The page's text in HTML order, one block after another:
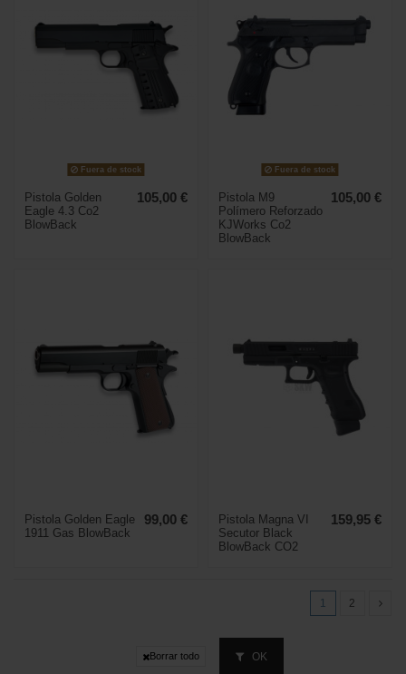
Fuera de stock
Pistola Golden
Eagle 4.3 Co2
BlowBack
105,00 €
Fuera de stock
Pistola M9
Polímero Reforzado
KJWorks Co2
BlowBack
105,00 €
Pistola Golden Eagle
1911 Gas BlowBack
99,00 €
Pistola Magna VI
Secutor Black
BlowBack CO2
159,95 €
1 2
Borrar todo OK